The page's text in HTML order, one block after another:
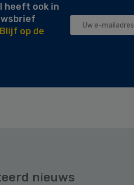
heeft ook in
Blijf op de
nieuws